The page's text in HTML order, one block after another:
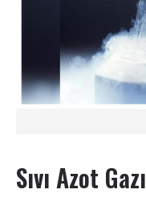
Sıvı Azot Gazı